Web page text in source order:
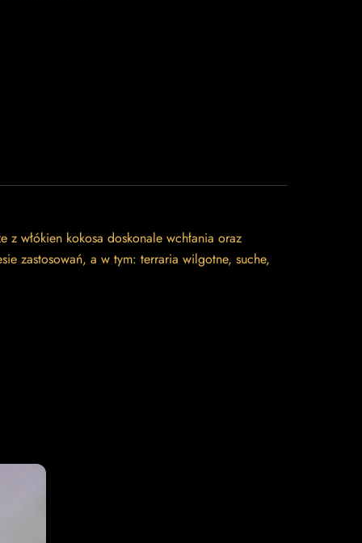
włókien kokosa doskonale wchłania oraz
zastosowań, a w tym: terraria wilgotne, suche,